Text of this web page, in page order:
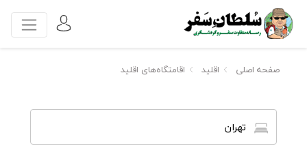
صفحه اصلی اقلید اقامتگاه‌های اقلید
تهران